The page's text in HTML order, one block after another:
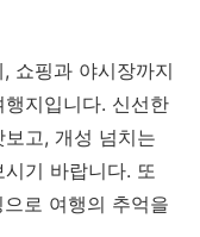
쇼핑과 야시장까지
지입니다. 신선한
고, 개성 넘치는
기 바랍니다. 또
로 여행의 추억을